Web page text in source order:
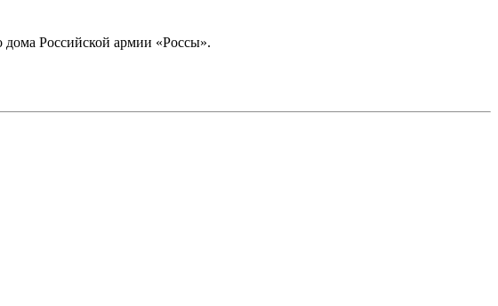
дома Российской армии «Россы».